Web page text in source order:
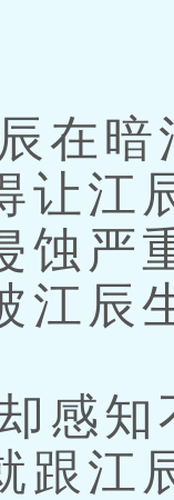
在暗
让江
蚀严
江辰
感知
跟江